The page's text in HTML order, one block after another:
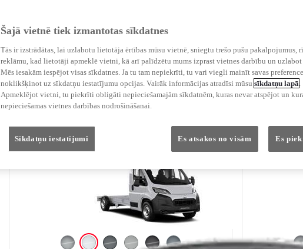
Proace Max Professional
Rāmja šasija L3 3.5T HD, 2 durvis
Proace
Rāmja
Šajā vietnē tiek izmantotas sīkdatnes
Tās ir izstrādātas, lai uzlabotu lietotāja ērtības mūsu vietnē, sniegtu trešo pušu pakalpojumus,
reklāmu, kad lietotāji apmeklē vietni, kā arī palīdzētu mums izprast vietnes darbību un uzlabot
Mēs iesakām iespējot visas sīkdatnes. Ja tu tam nepiekrīti, tu vari viegli mainīt savas
noklikšķinot uz sīkdatņu iestatījumu opcijas. Vairāk informācijas atradīsi mūsu sīkdatņu lapā.
Apmeklējot vietni, tu piekrīti obligāti nepieciešamajām sīkdatnēm, kuras nevar atspējot un
nepieciešamas vietnes darbības nodrošināšanai.
Sīkdatņu iestatījumi Es atsakos no visām Es